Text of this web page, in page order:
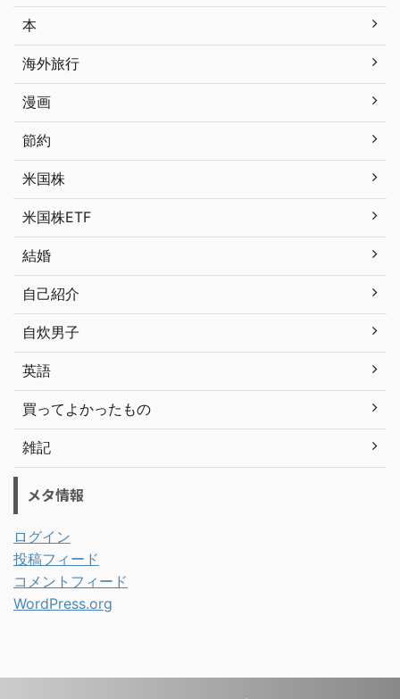
本
海外旅行
漫画
節約
米国株
米国株ETF
結婚
自己紹介
自炊男子
英語
買ってよかったもの
雑記
メタ情報
ログイン
投稿フィード
コメントフィード
WordPress.org